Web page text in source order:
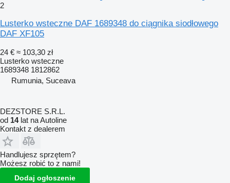
2
Lusterko wsteczne DAF 1689348 do ciągnika siodłowego
DAF XF105
24 € ≈ 103,30 zł
Lusterko wsteczne
1689348 1812862
Rumunia, Suceava
DEZSTORE S.R.L.
od 14lat na Autoline
Kontakt z dealerem
Handlujesz sprzętem?
Możesz robić to z nami!
Dodaj ogłoszenie